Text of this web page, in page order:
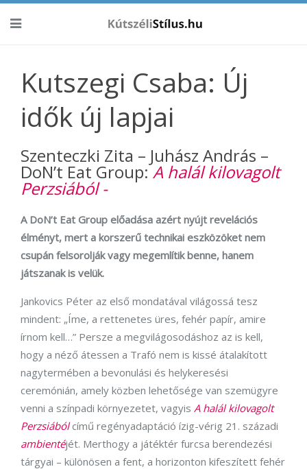
Kutszegi Csaba: Új
idők új lapjai
Szenteczki Zita – Juhász András –
DoN’t Eat Group:A halál kilovagolt
Perzsiából -
A DoN’t Eat Group előadása azért nyújt revelációs
élményt, mert a korszerű technikai eszközöket nem
csupán felsorolják vagy megemlítik benne, hanem
játszanak is velük.
Jankovics Péter az első mondatával világossá tesz
mindent: „Íme, a rettenetes üres, fehér papír, amire
írnom kell…” Persze a megvilágosodáshoz az is kell,
hogy a néző átessen a Trafó nem is kissé átalakított
nagytermében a bevonulási és helykeresési
ceremónián, amely közben lehetősége van szemügyre
venni a színpadi környezetet, vagyis A halál kilovagolt
Perzsiábólcímű regényadaptáció ízig-vérig 21. századi
ambientéjét. Merthogy a játéktér furcsa berendezési
tárgyai – különösen a fent, a horizonton kifeszített fehér